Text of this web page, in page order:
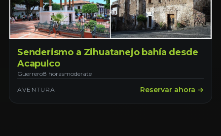
Senderismo a Zihuatanejo bahía desde
Acapulco
Guerrero8 horasmoderate
AVENTURA Reservar ahora →